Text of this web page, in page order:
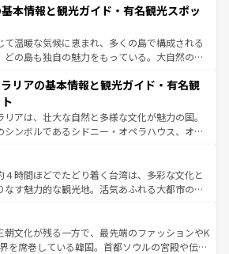
情報はコンテンツ一覧を参照してほしい。
大都市は、観光、ショッピング、エンターテイ
詰まった刺激的なスポットだ。一方、アメリカ
自然が広がり、グランドキャニオンやイエロー
立公園といった絶景が堪能できる。さらに、南
。旅行者はアメリカの各地域で異なる魅力を楽
、その多様性と豊かな歴史を感じることができ
車でのロードトリップや列車の旅も、アメリカ
旅のスタイルだ。 なお、新着のアメリカ
テンツ一覧 を参照してほしい。
本情報と観光ガイド・有名観光スポッ
て温暖な気候に恵まれ、多くの島で構成される
どの島も独自の魅力をもっている。大自然の神
逃せない。また、定番の観光地といえばオアフ
かな自然を求めるならマウイ島やカウアイ島が
エメラルドグリーンに輝く海をはじめ、豊かな
が息づいている。「アロハスピリット」と呼ば
しいローカルフードやハワイアンミュージッ
なフラダンスなど、すべてがハワイの魅力を彩
訪れるたびに新しい発見と感動が待っているハ
一覧
リアの基本情報と観光ガイド・有名観
リアは、壮大な自然と多様な文化が魅力の国。
シンボルであるシドニー・オペラハウス、オー
や大陸中央部にそびえるウルル（エアーズロッ
マニアの美しい原生林やケアンズの熱帯雨林な
ろがたくさん。また、カフェやワイン、オージ
ティビティも充実しており、サーフィンやダイ
イキングなど、アウトドア好きにはたまらな
トラリアの多彩な魅力を存分に味わいつくそ
４時間ほどでたどり着く台湾は、多彩な文化と
なす魅力的な観光地。活気あふれる大都市の台
つな山岳地帯である台湾東部など、都市の喧騒
けさが共存しており、訪れる人に新しい発見と
らしてくれる。また、奥深い台湾の食文化も魅
朝文化が残る一方で、最先端のファッションやK
を席巻している韓国。首都ソウルの宮殿や伝統